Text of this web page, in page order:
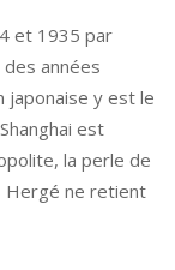
et 1935 par
années
japonaise y est le
est
la perle de
Hergé ne retient